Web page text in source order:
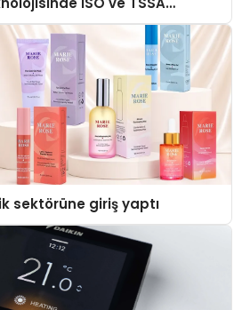
Aldı
sektörüne giriş yaptı